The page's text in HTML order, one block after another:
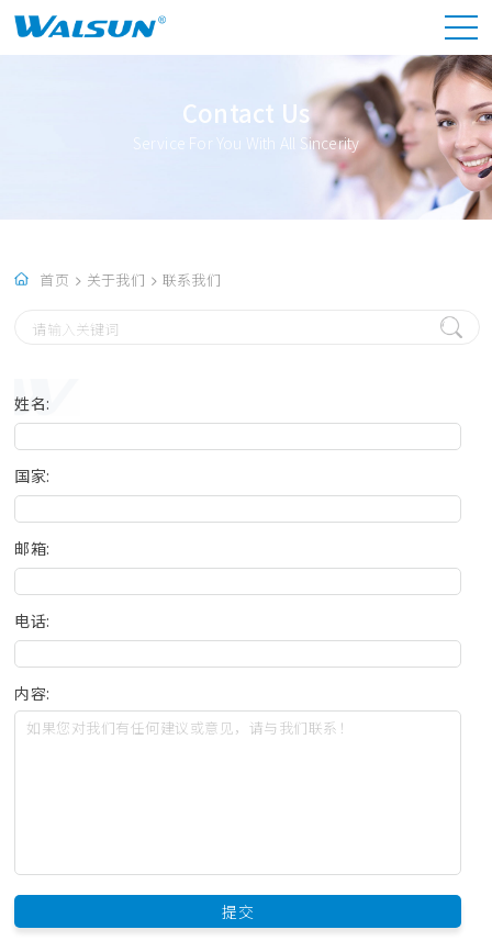
Contact Us
Service For You With All Sincerity
首页 关于我们 联系我们
姓名:
国家:
邮箱:
电话:
内容: